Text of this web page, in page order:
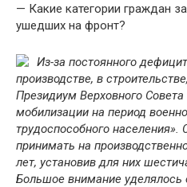
— Какие категории граждан
ушедших на фронт?
Из-за постоянного
производстве, в
Президиум Верховного
мобилизации на период
трудоспособного населения».
принимать на
лет, установив для них
Большое внимание уделялось